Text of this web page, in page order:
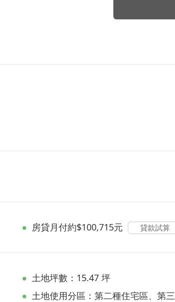
房貸 月付約$100,715元 貸款試算
土地坪數：15.47 坪
土地使用分區：第二種住宅區、第